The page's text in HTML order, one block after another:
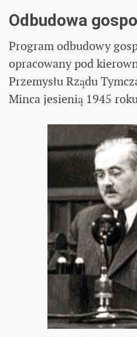
Odbudowa
Program odbudowy
opracowany pod
Przemysłu Rządu
Minca jesienią 1945